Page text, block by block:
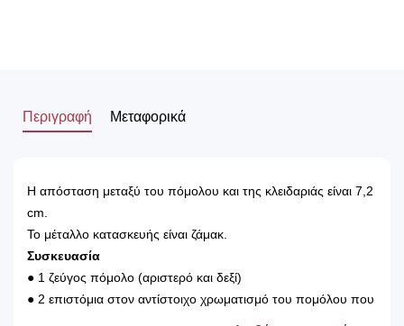
Περιγραφή Μεταφορικά
Η απόσταση μεταξύ του πόμολου και της κλειδαριάς είναι 7,2
cm.
Το μέταλλο κατασκευής είναι ζάμακ.
Συσκευασία
● 1 ζεύγος πόμολο (αριστερό και δεξί)
● 2 επιστόμια στον αντίστοιχο χρωματισμό του πομόλου που